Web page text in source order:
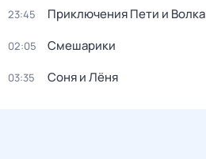
23:45 Приключения Пети и Волка
02:05 Смешарики
03:35 Соня и Лёня